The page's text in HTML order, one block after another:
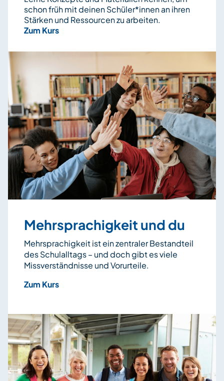
schon früh mit deinen Schüler*innen an ihren
Stärken und Ressourcen zu arbeiten.
Zum Kurs
Mehrsprachigkeit und du
Mehrsprachigkeit ist ein zentraler Bestandteil
des Schulalltags – und doch gibt es viele
Missverständnisse und Vorurteile.
Zum Kurs